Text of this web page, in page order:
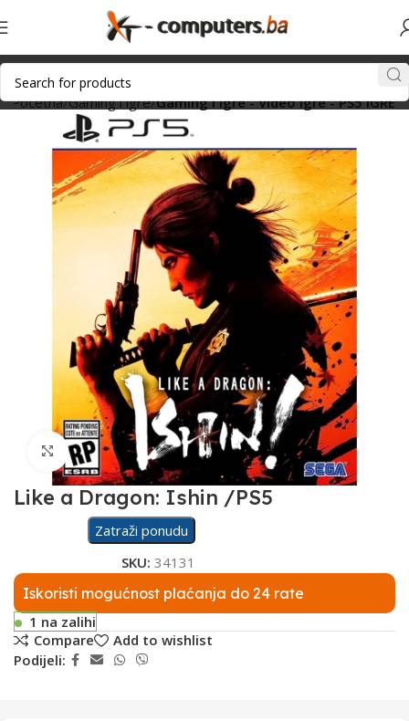
Početna Gaming i igre Gaming i igre - Video igre - PS5 IGRE
Click to enlarge
Like a Dragon: Ishin /PS5
Zatraži ponudu
SKU: 34131
Iskoristi mogućnost plaćanja do 24 rate
1 na zalihi
Compare
Add to wishlist
Podijeli: